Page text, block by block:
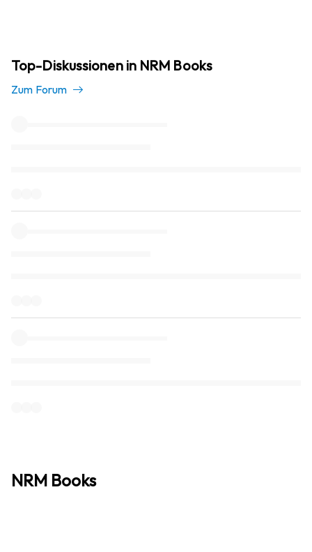
Top-Diskussionen in NRM Books
Zum Forum
NRM Books